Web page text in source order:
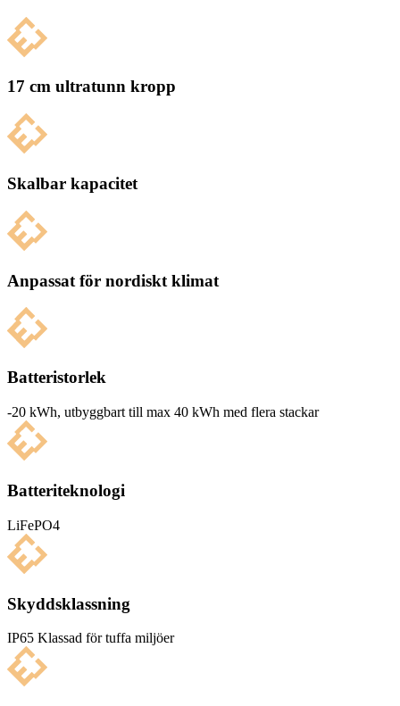
17 cm ultratunn kropp
Skalbar kapacitet
Anpassat för nordiskt klimat
Batteristorlek
-20 kWh, utbyg­g­bart till max 40 kWh med flera stackar
Batteriteknologi
LiFePO4
Skyddsklassning
IP65 Klas­sad för tuffa miljöer